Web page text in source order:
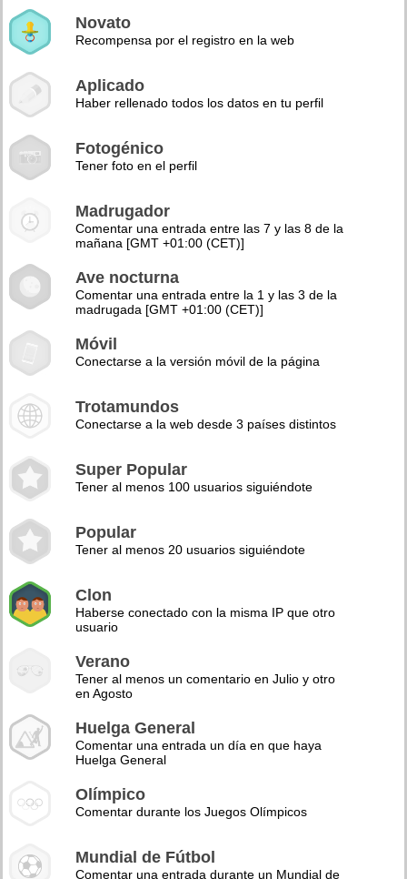
Novato
Recompensa por el registro en la web
Aplicado
Haber rellenado todos los datos en tu perfil
Fotogénico
Tener foto en el perfil
Madrugador
Comentar una entrada entre las 7 y las 8 de la
mañana [GMT +01:00 (CET)]
Ave nocturna
Comentar una entrada entre la 1 y las 3 de la
madrugada [GMT +01:00 (CET)]
Móvil
Conectarse a la versión móvil de la página
Trotamundos
Conectarse a la web desde 3 países distintos
Super Popular
Tener al menos 100 usuarios siguiéndote
Popular
Tener al menos 20 usuarios siguiéndote
Clon
Haberse conectado con la misma IP que otro
usuario
Verano
Tener al menos un comentario en Julio y otro
en Agosto
Huelga General
Comentar una entrada un día en que haya
Huelga General
Olímpico
Comentar durante los Juegos Olímpicos
Mundial de Fútbol
Comentar una entrada durante un Mundial de